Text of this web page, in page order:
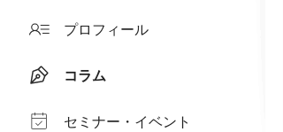
プロフィール
コラム
セミナー・イベント